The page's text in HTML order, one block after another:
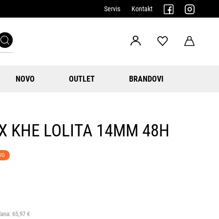
Servis Kontakt
NOVO OUTLET BRANDOVI
KHE LOLITA 14MM 48H
65,97 €